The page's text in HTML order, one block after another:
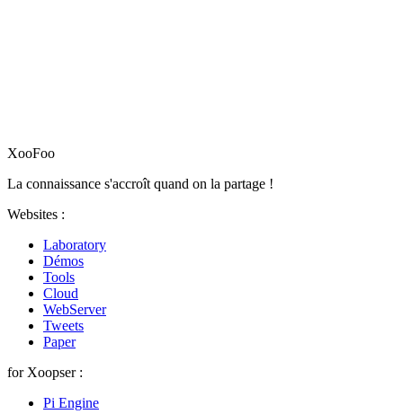
XooFoo
La connaissance s'accroît quand on la partage !
Websites :
Laboratory
Démos
Tools
Cloud
WebServer
Tweets
Paper
for Xoopser :
Pi Engine